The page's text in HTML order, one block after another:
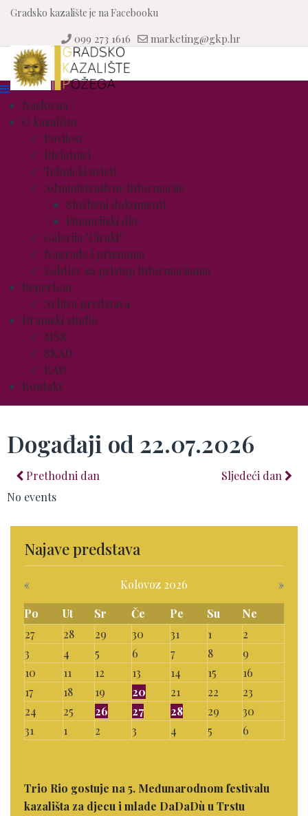
Gradsko kazalište je na Facebooku
099 273 1616 marketing@gkp.hr
Naslovna
O kazalištu
Povijest
Djelatnici
Tehnički uvjeti
Administrativne informacije
Službeni dokumenti
Financijski dio
Galerija "Ciraki"
Nagrade i priznanja
Zahtjev za pristup informacijama
Repertoar
Arhiva predstava
Dramski studio
MŠK
SKAD
KAD
Kontakt
Događaji od 22.07.2026
Prethodni dan
Sljedeći dan
No events
Najave predstava
« Kolovoz 2026
»
Po
Ut Sr Če Pe Su
Ne
27
28 29 30 31 1
2
3
4 5 6 7 8
9
10
11 12 13 14 15
16
17
18 19 20 21 22
23
24
25 26 27 28 29
30
31
1 2 3 4 5 6
Trio Rio gostuje na 5. Međunarodnom festivalu
kazališta za djecu i mlade DaDaDù u Trstu